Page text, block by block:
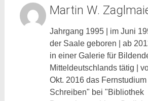
Martin W.
Jahrgang 1995 | im Juni
der Saale geboren | ab
in einer Galerie für
Mitteldeutschlands tätig |
Okt. 2016 das
Schreiben" bei "Bibliothek